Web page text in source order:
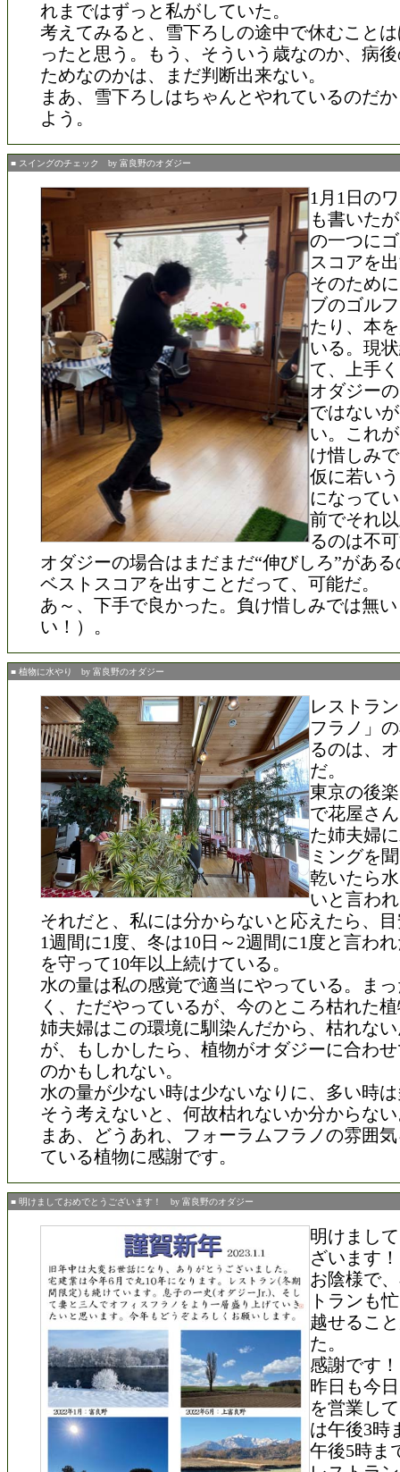
れまではずっと私がしていた。
考えてみると、雪下ろしの途中で休むこと
ったと思う。もう、そういう歳なのか、病
ためなのかは、まだ判断出来ない。
まあ、雪下ろしはちゃんとやれているのだ
よう。
■ スイングのチェック by 富良野のオダジー
1月1日の
も書いた
の一つに
スコアを
そのため
ブのゴル
たり、本
いる。現
て、上手
オダジー
ではない
い。これ
け惜しみ
仮に若い
になって
前でそれ
るのは不
オダジーの場合はまだまだ“伸びしろ”があ
ベストスコアを出すことだって、可能だ。
あ～、下手で良かった。負け惜しみでは無
い！）。
■ 植物に水やり by 富良野のオダジー
レストラ
フラノ」
るのは、
だ。
東京の後
で花屋さ
た姉夫婦
ミングを
乾いたら
いと言わ
それだと、私には分からないと応えたら、
1週間に1度、冬は10日～2週間に1度と言わ
を守って10年以上続けている。
水の量は私の感覚で適当にやっている。ま
く、ただやっているが、今のところ枯れた
姉夫婦はこの環境に馴染んだから、枯れな
が、もしかしたら、植物がオダジーに合わ
のかもしれない。
水の量が少ない時は少ないなりに、多い時
そう考えないと、何故枯れないか分からな
まあ、どうあれ、フォーラムフラノの雰囲
ている植物に感謝です。
■ 明けましておめでとうございます！ by 富良野のオダジー
明けまし
ざいます！
お陰様で
トランも
越せるこ
た。
感謝です！
昨日も今
を営業し
は午後3時
午後5時ま